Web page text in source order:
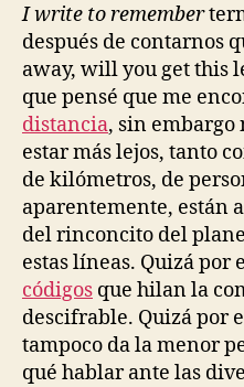
I write to remember
después de contarnos
away, will you get this
que pensé que me
distancia, sin embargo
estar más lejos, tanto
de kilómetros, de
aparentemente, están
del rinconcito del
estas líneas. Quizá por
códigos que hilan la
descifrable. Quizá por
tampoco da la menor
qué hablar ante las